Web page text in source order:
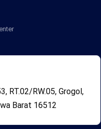
RT.02/RW.05, Grogol,
Barat 16512